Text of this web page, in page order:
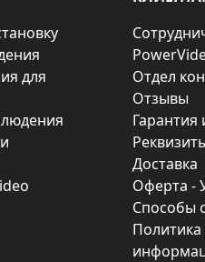
для
Отдел
Отзывы
Гарантия
Доставка
Оферта -
Способы